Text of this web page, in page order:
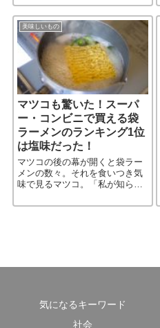
びその職業についている人物）
柳さんがコンビニ5社のブラック
コーヒーを飲み比べ、レポート
［…続きを読む］
美味しいもの
マツコも驚いた！スーパ
ー・コンビニで買える袋
ラーメンのランキング1位
は塩味だった！
マツコの後の幕が開くと袋ラー
メンの数々。それを食いつき気
味で見るマツコ。「私が知らな
は、クマの絵が入った白地のパ
気になるキーワード
社会